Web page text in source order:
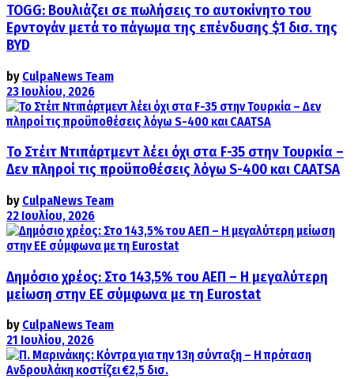
TOGG: Βουλιάζει σε πωλήσεις το αυτοκίνητο του
Ερντογάν μετά το πάγωμα της επένδυσης $1 δισ. της
BYD
by CulpaNews Team
23 Ιουλίου, 2026
Το Στέιτ Ντιπάρτμεντ λέει όχι στα F-35 στην Τουρκία –
Δεν πληροί τις προϋποθέσεις λόγω S-400 και CAATSA
by CulpaNews Team
22 Ιουλίου, 2026
Δημόσιο χρέος: Στο 143,5% του ΑΕΠ – Η μεγαλύτερη
μείωση στην ΕΕ σύμφωνα με τη Eurostat
by CulpaNews Team
21 Ιουλίου, 2026